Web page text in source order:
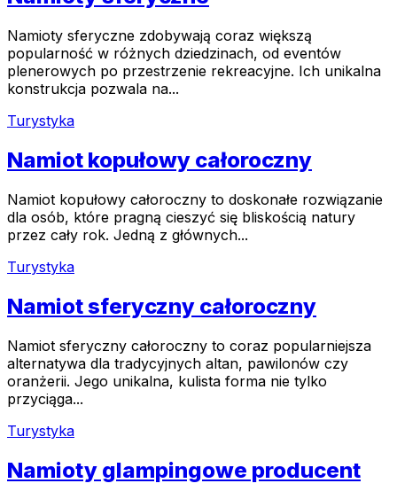
Namioty sferyczne zdobywają coraz większą
popularność w różnych dziedzinach, od eventów
plenerowych po przestrzenie rekreacyjne. Ich unikalna
konstrukcja pozwala na...
Turystyka
Namiot kopułowy całoroczny
Namiot kopułowy całoroczny to doskonałe rozwiązanie
dla osób, które pragną cieszyć się bliskością natury
przez cały rok. Jedną z głównych...
Turystyka
Namiot sferyczny całoroczny
Namiot sferyczny całoroczny to coraz popularniejsza
alternatywa dla tradycyjnych altan, pawilonów czy
oranżerii. Jego unikalna, kulista forma nie tylko
przyciąga...
Turystyka
Namioty glampingowe producent